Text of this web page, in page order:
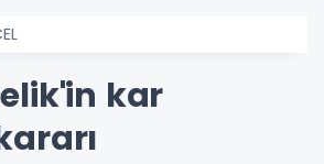
kar